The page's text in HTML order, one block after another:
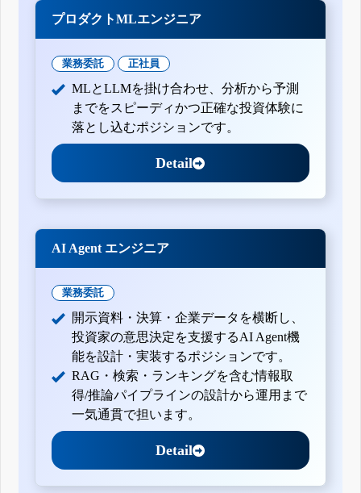
プロダクトMLエンジニア
業務委託 正社員
MLとLLMを掛け合わせ、分析から予測
までをスピーディかつ正確な投資体験に
落とし込むポジションです。
Detail
AI Agent エンジニア
業務委託
開示資料・決算・企業データを横断し、
投資家の意思決定を支援するAI Agent機
能を設計・実装するポジションです。
RAG・検索・ランキングを含む情報取
得/推論パイプラインの設計から運用まで
一気通貫で担います。
Detail